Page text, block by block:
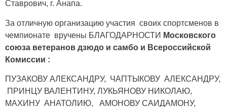
Ставрович, г. Анапа.
За отличную организацию участия своих спортсменов в
чемпионате вручены БЛАГОДАРНОСТИ Московского
союза ветеранов дзюдо и самбо и Всероссийской
Комиссии :
ПУЗАКОВУ АЛЕКСАНДРУ, ЧАПТЫКОВУ АЛЕКСАНДРУ,
ПРИНЦУ ВАЛЕНТИНУ, ЛУКЬЯНОВУ НИКОЛАЮ,
МАХИНУ АНАТОЛИЮ, АМОНОВУ САИДАМОНУ,